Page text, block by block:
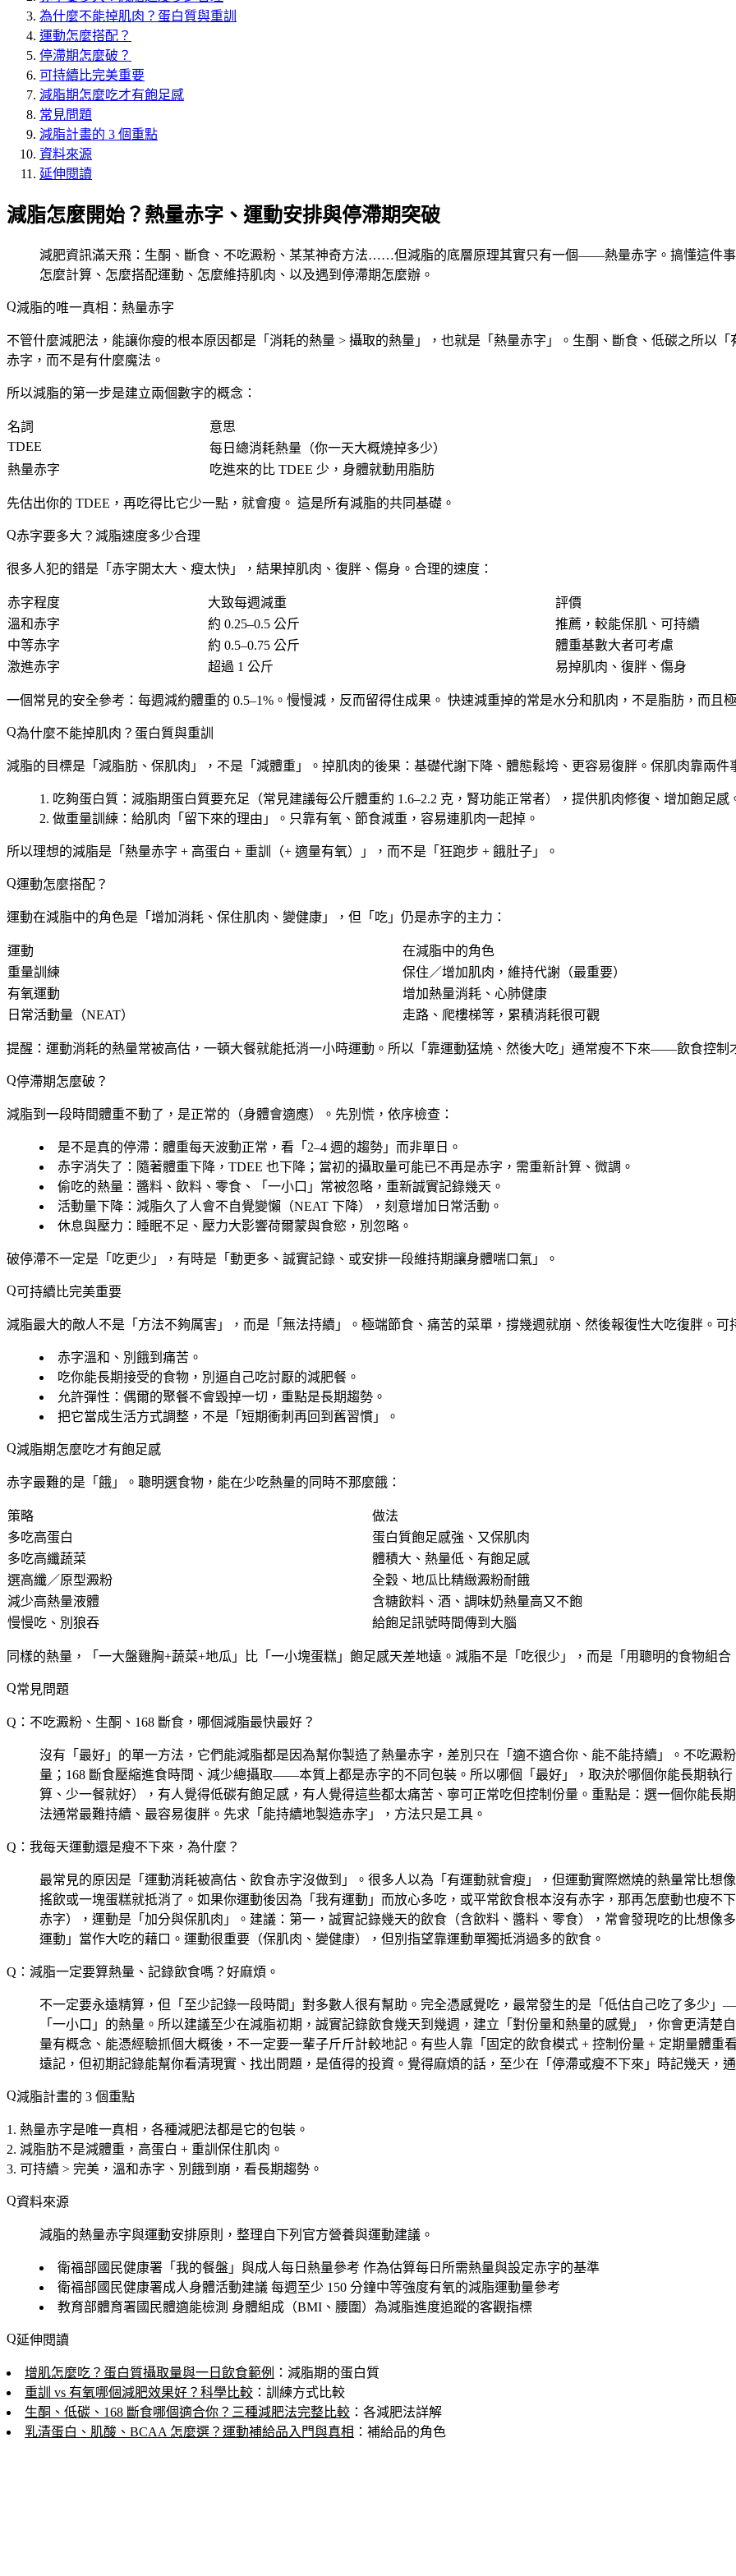
為什麼不能掉肌肉？蛋白質與重訓
運動怎麼搭配？
停滯期怎麼破？
可持續比完美重要
減脂期怎麼吃才有飽足感
常見問題
減脂計畫的 3 個重點
資料來源
延伸閱讀
減脂怎麼開始？熱量赤字、運動安排與停滯期突破
減肥資訊滿天飛：生酮、斷食、不吃澱粉、某某神奇方法……但減脂的底層原理其實只有一個——熱量赤字。搞懂這件
怎麼計算、怎麼搭配運動、怎麼維持肌肉、以及遇到停滯期怎麼辦。
減脂的唯一真相：熱量赤字
不管什麼減肥法，能讓你瘦的根本原因都是「 消耗的熱量 > 攝取的熱量 」，也就是「熱量赤字」。生酮、斷食、低碳之所以
赤字，而不是有什麼魔法。
所以減脂的第一步是建立兩個數字的概念：
名詞
意思
TDEE
每日總消耗熱量（你一天大概燒掉多少）
熱量赤字
吃進來的比 TDEE 少，身體就動用脂肪
先估出你的 TDEE，再吃得比它少一點，就會瘦。 這是所有減脂的共同基礎。
赤字要多大？減脂速度多少合理
很多人犯的錯是「赤字開太大、瘦太快」，結果掉肌肉、復胖、傷身。合理的速度：
赤字程度 大致每週減重
評價
溫和赤字
約 0.25–0.5 公斤
推薦，較能保肌、可持續
中等赤字
約 0.5–0.75 公斤
體重基數大者可考慮
激進赤字
超過 1 公斤 易掉肌肉、復胖、傷身
一個常見的安全參考：每週減約體重的 0.5–1%。 慢慢減，反而留得住成果。 快速減重掉的常是水分和肌肉，不是脂肪，而且
為什麼不能掉肌肉？蛋白質與重訓
減脂的目標是「減脂肪、保肌肉」，不是「減體重」。掉肌肉的後果：基礎代謝下降、體態鬆垮、更容易復胖。保肌肉靠兩件
吃夠蛋白質 ：減脂期蛋白質要充足（常見建議每公斤體重約 1.6–2.2 克，腎功能正常者），提供肌肉修復、增加飽足感
做重量訓練 ：給肌肉「留下來的理由」。只靠有氧、節食減重，容易連肌肉一起掉。
所以理想的減脂是「 熱量赤字 + 高蛋白 + 重訓（+ 適量有氧） 」，而不是「狂跑步 + 餓肚子」。
運動怎麼搭配？
運動在減脂中的角色是「增加消耗、保住肌肉、變健康」，但「吃」仍是赤字的主力：
運動
在減脂中的角色
重量訓練
保住／增加肌肉，維持代謝（最重要）
有氧運動
增加熱量消耗、心肺健康
日常活動量（NEAT）
走路、爬樓梯等，累積消耗很可觀
提醒： 運動消耗的熱量常被高估 ，一頓大餐就能抵消一小時運動。所以「靠運動猛燒、然後大吃」通常瘦不下來——飲食控制
停滯期怎麼破？
減脂到一段時間體重不動了，是正常的（身體會適應）。先別慌，依序檢查：
是不是真的停滯 ：體重每天波動正常，看「2–4 週的趨勢」而非單日。
赤字消失了 ：隨著體重下降，TDEE 也下降；當初的攝取量可能已不再是赤字，需重新計算、微調。
偷吃的熱量 ：醬料、飲料、零食、「一小口」常被忽略，重新誠實記錄幾天。
活動量下降 ：減脂久了人會不自覺變懶（NEAT 下降），刻意增加日常活動。
休息與壓力 ：睡眠不足、壓力大影響荷爾蒙與食慾，別忽略。
破停滯不一定是「吃更少」，有時是「動更多、誠實記錄、或安排一段維持期讓身體喘口氣」。
可持續比完美重要
減脂最大的敵人不是「方法不夠厲害」，而是「無法持續」。極端節食、痛苦的菜單，撐幾週就崩、然後報復性大吃復胖。可
赤字溫和、別餓到痛苦 。
吃你能長期接受的食物 ，別逼自己吃討厭的減肥餐。
允許彈性 ：偶爾的聚餐不會毀掉一切，重點是長期趨勢。
把它當成生活方式調整 ，不是「短期衝刺再回到舊習慣」。
減脂期怎麼吃才有飽足感
赤字最難的是「餓」。聰明選食物，能在少吃熱量的同時不那麼餓：
策略
做法
多吃高蛋白
蛋白質飽足感強、又保肌肉
多吃高纖蔬菜
體積大、熱量低、有飽足感
選高纖／原型澱粉
全穀、地瓜比精緻澱粉耐餓
減少高熱量液體
含糖飲料、酒、調味奶熱量高又不飽
慢慢吃、別狼吞
給飽足訊號時間傳到大腦
同樣的熱量，「一大盤雞胸+蔬菜+地瓜」比「一小塊蛋糕」飽足感天差地遠。減脂不是「吃很少」，而是「用聰明的食物組
常見問題
Q：不吃澱粉、生酮、168 斷食，哪個減脂最快最好？
沒有「最好」的單一方法，它們能減脂都是因為幫你製造了熱量赤字，差別只在「適不適合你、能不能持續」。不吃澱
量；168 斷食壓縮進食時間、減少總攝取——本質上都是赤字的不同包裝。所以哪個「最好」，取決於哪個你能長期執
算、少一餐就好），有人覺得低碳有飽足感，有人覺得這些都太痛苦、寧可正常吃但控制份量。重點是：選一個你能
法通常最難持續、最容易復胖。先求「能持續地製造赤字」，方法只是工具。
Q：我每天運動還是瘦不下來，為什麼？
最常見的原因是「運動消耗被高估、飲食赤字沒做到」。很多人以為「有運動就會瘦」，但運動實際燃燒的熱量常比
搖飲或一塊蛋糕就抵消了。如果你運動後因為「我有運動」而放心多吃，或平常飲食根本沒有赤字，那再怎麼動也瘦不
赤字），運動是「加分與保肌肉」。建議：第一，誠實記錄幾天的飲食（含飲料、醬料、零食），常會發現吃的比想像
運動」當作大吃的藉口。運動很重要（保肌肉、變健康），但別指望靠運動單獨抵消過多的飲食。
Q：減脂一定要算熱量、記錄飲食嗎？好麻煩。
不一定要永遠精算，但「至少記錄一段時間」對多數人很有幫助。完全憑感覺吃，最常發生的是「低估自己吃了多少
「一小口」的熱量。所以建議至少在減脂初期，誠實記錄飲食幾天到幾週，建立「對份量和熱量的感覺」，你會更清楚
量有概念、能憑經驗抓個大概後，不一定要一輩子斤斤計較地記。有些人靠「固定的飲食模式 + 控制份量 + 定期量體重
遠記，但初期記錄能幫你看清現實、找出問題，是值得的投資。覺得麻煩的話，至少在「停滯或瘦不下來」時記幾天，
減脂計畫的 3 個重點
熱量赤字是唯一真相 ，各種減肥法都是它的包裝。
減脂肪不是減體重 ，高蛋白 + 重訓保住肌肉。
可持續 > 完美 ，溫和赤字、別餓到崩，看長期趨勢。
資料來源
減脂的熱量赤字與運動安排原則，整理自下列官方營養與運動建議。
衛福部國民健康署「我的餐盤」與成人每日熱量參考 作為估算每日所需熱量與設定赤字的基準
衛福部國民健康署成人身體活動建議 每週至少 150 分鐘中等強度有氧的減脂運動量參考
教育部體育署國民體適能檢測 身體組成（BMI、腰圍）為減脂進度追蹤的客觀指標
延伸閱讀
增肌怎麼吃？蛋白質攝取量與一日飲食範例 ：減脂期的蛋白質
重訓 vs 有氧哪個減肥效果好？科學比較 ：訓練方式比較
生酮、低碳、168 斷食哪個適合你？三種減肥法完整比較 ：各減肥法詳解
乳清蛋白、肌酸、BCAA 怎麼選？運動補給品入門與真相 ：補給品的角色